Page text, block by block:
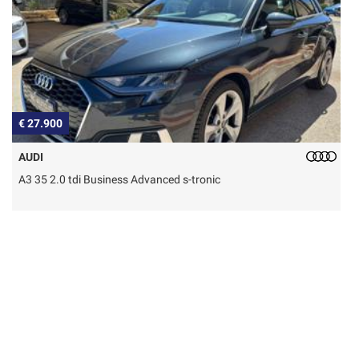
CONTATTI
ALD USATO
NEWS
AREA COMMERCIANTI
tdi Business Advanced s-tronic
€ 16.990
FIAT